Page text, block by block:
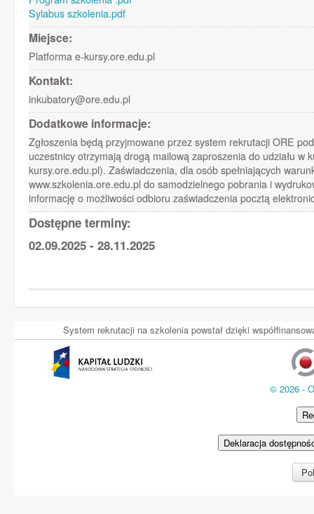
Sylabus szkolenia.pdf
Miejsce:
Platforma e-kursy.ore.edu.pl
Kontakt:
inkubatory@ore.edu.pl
Dodatkowe informacje:
Zgłoszenia będą przyjmowane przez system rekrutacji ORE
uczestnicy otrzymają drogą mailową zaproszenia do udziału
kursy.ore.edu.pl). Zaświadczenia, dla osób spełniających
www.szkolenia.ore.edu.pl do samodzielnego pobrania i
informację o możliwości odbioru zaświadczenia pocztą
Dostępne terminy:
02.09.2025 - 28.11.2025
System rekrutacji na szkolenia powstał dzięki
© 2026 -
Deklaracja